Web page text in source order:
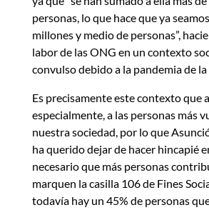
personas, lo que hace que ya
millones y medio de personas”,
labor de las ONG en un contexto
convulso debido a la pandemia de
Es precisamente este contexto que
especialmente, a las personas más
nuestra sociedad, por lo que
ha querido dejar de hacer hincapié
necesario que más personas
marquen la casilla 106 de Fines
todavía hay un 45% de personas